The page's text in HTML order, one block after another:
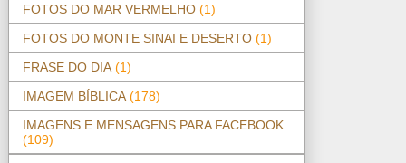
FOTOS DO MAR VERMELHO (1)
FOTOS DO MONTE SINAI E DESERTO (1)
FRASE DO DIA (1)
IMAGEM BÍBLICA (178)
IMAGENS E MENSAGENS PARA FACEBOOK
(109)